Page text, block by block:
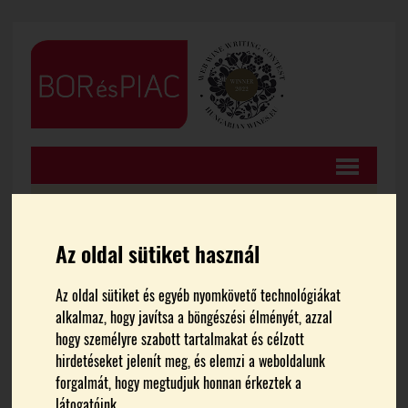
Az oldal sütiket használ
Az oldal sütiket és egyéb nyomkövető technológiákat
alkalmaz, hogy javítsa a böngészési élményét, azzal
hogy személyre szabott tartalmakat és célzott
hirdetéseket jelenít meg, és elemzi a weboldalunk
forgalmát, hogy megtudjuk honnan érkeztek a
Átmenetileg el lehet térni
az élelmiszeripari